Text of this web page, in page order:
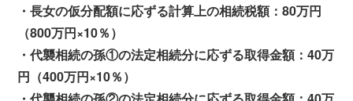
・長女の仮分配額に応ずる計算上の相続税額：80万円
（800万円×10％）
・代襲相続の孫①の法定相続分に応ずる取得金額：40万
円（400万円×10％）